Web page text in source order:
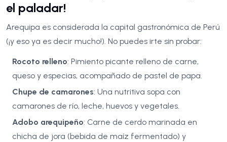
el paladar!
Arequipa es considerada la capital gastronómica de Perú
(¡y eso ya es decir mucho!). No puedes irte sin probar:
Rocoto relleno: Pimiento picante relleno de carne,
queso y especias, acompañado de pastel de papa.
Chupe de camarones: Una nutritiva sopa con
camarones de río, leche, huevos y vegetales.
Adobo arequipeño: Carne de cerdo marinada en
chicha de jora (bebida de maíz fermentado) y